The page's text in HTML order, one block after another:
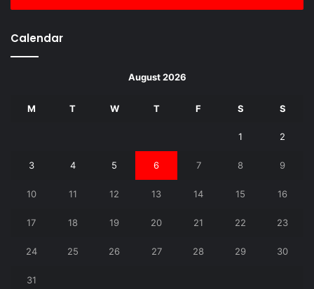
Calendar
August 2026
M T W T F S S
1 2
3 4 5 6 7 8 9
10 11 12 13 14 15 16
17 18 19 20 21 22 23
24 25 26 27 28 29 30
31